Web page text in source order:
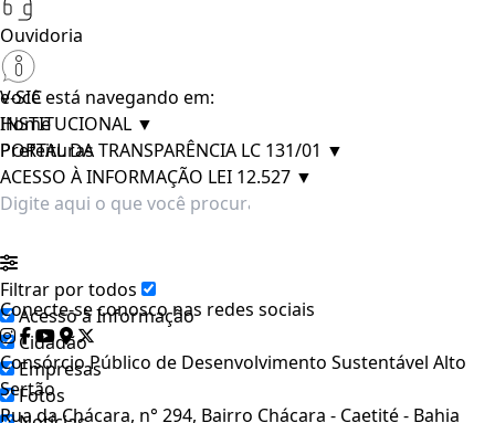
Ouvidoria
e-SIC
INSTITUCIONAL ▼
PORTAL DA TRANSPARÊNCIA LC 131/01 ▼
ACESSO À INFORMAÇÃO LEI 12.527 ▼
Filtrar por todos
Acesso à Informação
Cidadão
Empresas
Fotos
Você está navegando em:
Home
Prefeituras
Conecte-se conosco nas redes sociais
Consórcio Público de Desenvolvimento Sustentável Alto
Sertão
Rua da Chácara, n° 294, Bairro Chácara - Caetité - Bahia